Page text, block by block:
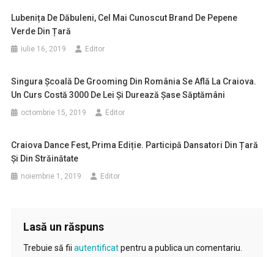
Lubenița De Dăbuleni, Cel Mai Cunoscut Brand De Pepene
Verde Din Țară
iulie 16, 2019 Editor
Singura Școală De Grooming Din România Se Află La Craiova.
Un Curs Costă 3000 De Lei Și Durează Șase Săptămâni
octombrie 15, 2019 Editor
Craiova Dance Fest, Prima Ediție. Participă Dansatori Din Țară
Și Din Străinătate
noiembrie 1, 2019 Editor
Lasă un răspuns
Trebuie să fii autentificatpentru a publica un comentariu.